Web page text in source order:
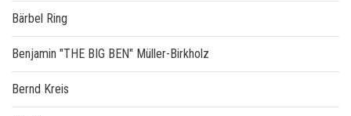
Bärbel Ring
Benjamin "THE BIG BEN" Müller-Birkholz
Bernd Kreis